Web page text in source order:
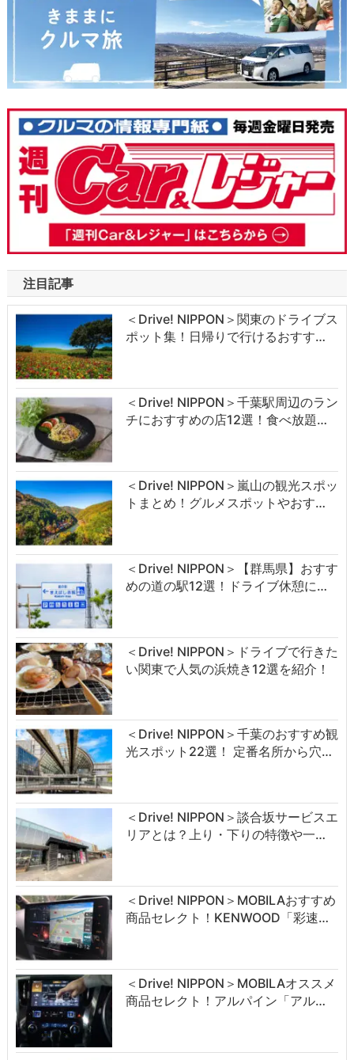
注目記事
＜Drive! NIPPON＞関東のドライブス
ポット集！日帰りで行けるおすす…
＜Drive! NIPPON＞千葉駅周辺のラン
チにおすすめの店12選！食べ放題…
＜Drive! NIPPON＞嵐山の観光スポッ
トまとめ！グルメスポットやおす…
＜Drive! NIPPON＞【群馬県】おすす
めの道の駅12選！ドライブ休憩に…
＜Drive! NIPPON＞ドライブで行きた
い関東で人気の浜焼き12選を紹介！
＜Drive! NIPPON＞千葉のおすすめ観
光スポット22選！ 定番名所から穴…
＜Drive! NIPPON＞談合坂サービスエ
リアとは？上り・下りの特徴や一…
＜Drive! NIPPON＞MOBILAおすすめ
商品セレクト！KENWOOD「彩速…
＜Drive! NIPPON＞MOBILAオススメ
商品セレクト！アルパイン「アル…